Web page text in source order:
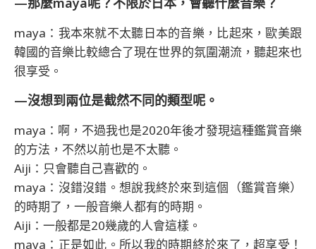
maya：我本來就不太聽日本的音樂，比起來，歐美跟
韓國的音樂比較總合了現在世界的氛圍潮流，聽起來也
很享受。
—沒想到兩位是截然不同的類型呢。
maya：啊，不過我也是2020年後才發現這種鑑賞音樂
的方法，不然以前也是不太聽。
Aiji：只會聽自己喜歡的。
maya：沒錯沒錯。想說我終於來到這個（鑑賞音樂）
的時期了，一般音樂人都有的時期。
Aiji：一般都是20幾歲的人會這樣。
maya：正是如此。所以我的時期終於來了，超享受！